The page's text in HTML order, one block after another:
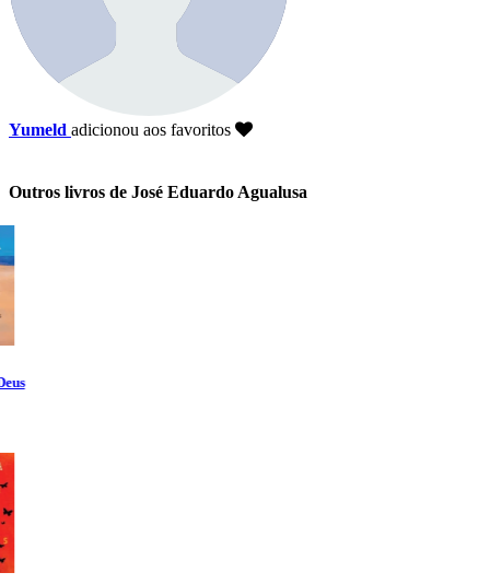
Yumeld adicionou aos favoritos
Outros livros de José Eduardo Agualusa